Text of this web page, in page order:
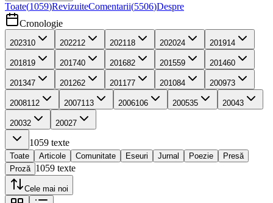
Toate(1059)RevizuiteComentarii(5506)Despre
Cronologie
202310 202212 2021 18 202024 201914
201819 201740 201682 201559 201460
201347 201262 2011 77 201084 200973
2008112 2007113 2006106 200535 20043
20032 20027
1059 texte
Toate Articole Comunitate Eseuri Jurnal Poezie
Presă
Proză 1059 texte
Cele mai noi